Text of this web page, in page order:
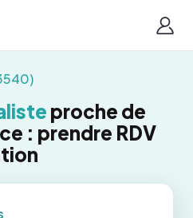
proche de
: prendre RDV